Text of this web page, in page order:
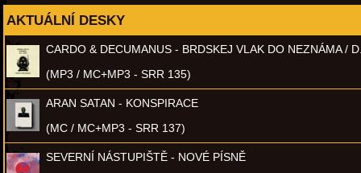
AKTUÁLNÍ DESKY
CARDO & DECUMANUS - BRDSKEJ VLAK DO NEZNÁMA /
(MP3 / MC+MP3 - SRR 135)
ARAN SATAN - KONSPIRACE
(MC / MC+MP3 - SRR 137)
SEVERNÍ NÁSTUPIŠTĚ - NOVÉ PÍSNĚ